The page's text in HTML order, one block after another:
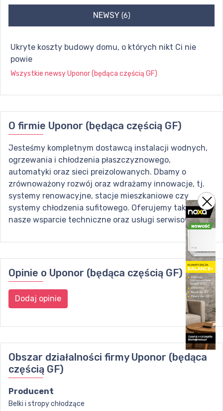
NEWSY (6)
Ukryte koszty budowy domu, o których nikt Ci nie
powie
Wszystkie newsyUponor (będąca częścią GF)
O firmie Uponor (będąca częścią GF)
Jesteśmy kompletnym dostawcą instalacji wodnych,
ogrzewania i chłodzenia płaszczyznowego,
automatyki oraz sieci preizolowanych. Dbamy o
zrównoważony rozwój oraz wdrażamy innowacje, tj.
systemy renowacyjne, stacje mieszkaniowe czy
systemy chłodzenia sufitowego. Oferujemy także
nasze wsparcie techniczne oraz usługi serwisowe.
Opinie o Uponor (będąca częścią GF)
Dodaj opinie
Obszar działalności firmy Uponor (będąca
częścią GF)
Producent
Belki i stropy chłodzące